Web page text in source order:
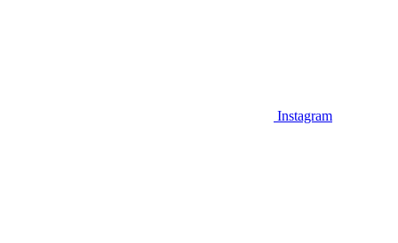
Instagram